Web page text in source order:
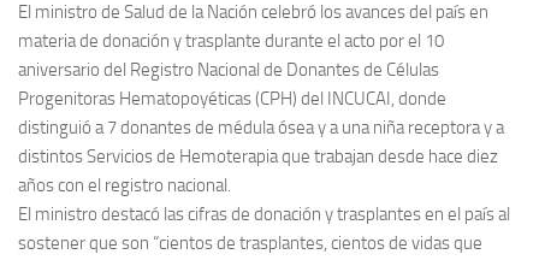
El ministro de Salud de la Nación celebró los avances del país en
materia de donación y trasplante durante el acto por el 10
aniversario del Registro Nacional de Donantes de Células
Progenitoras Hematopoyéticas (CPH) del INCUCAI, donde
distinguió a 7 donantes de médula ósea y a una niña receptora y a
distintos Servicios de Hemoterapia que trabajan desde hace diez
años con el registro nacional.
El ministro destacó las cifras de donación y trasplantes en el país al
sostener que son “cientos de trasplantes, cientos de vidas que